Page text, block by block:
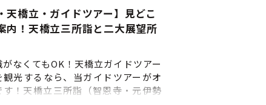
の流れは目安です。当日の状況に
流れが変更になる場合があります
かじめご了承ください。 ■申込
■当日の天気について 小雨でも
ますので、雨具等ご準備をお願
ます。 ■緊急連絡先の提出につい
より、乗船者全員の緊急連絡先を
天橋立・ガイドツアー】見どこ
内！天橋立三所詣と二大展望所
なくてもOK！天橋立ガイドツアー
観光するなら、当ガイドツアーがオ
す！天橋立三所詣（智恩寺・元伊勢